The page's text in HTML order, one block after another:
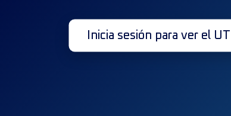
Inicia sesión para ver el